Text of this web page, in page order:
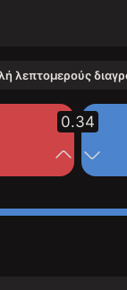
λεπτομερούς
0.34